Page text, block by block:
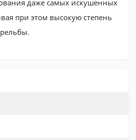
даже самых искушенных
при этом высокую степень